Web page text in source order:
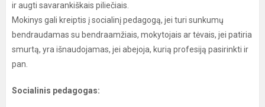
ir augti savarankiškais piliečiais.
Mokinys gali kreiptis į socialinį pedagogą, jei turi sunkumų
bendraudamas su bendraamžiais, mokytojais ar tėvais, jei patiria
smurtą, yra išnaudojamas, jei abejoja, kurią profesiją pasirinkti ir
pan.
Socialinis pedagogas: